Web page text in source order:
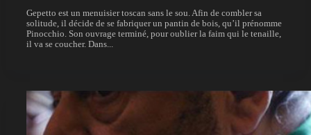
Gepetto est un menuisier toscan sans le sou. Afin de combler sa
solitude, il décide de se fabriquer un pantin de bois, qu’il prénomme
Pinocchio. Son ouvrage terminé, pour oublier la faim qui le tenaille,
il va se coucher. Dans...